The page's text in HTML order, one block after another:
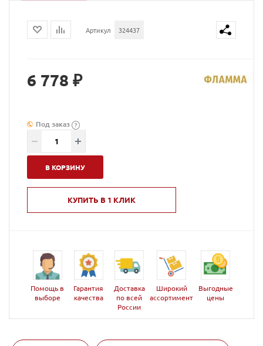
Артикул 324437
6 778 ₽
Под заказ ?
В КОРЗИНУ
КУПИТЬ В 1 КЛИК
Помощь в
выборе
Гарантия
качества
Доставка
по всей
России
Широкий
ассортимент
Выгодные
цены